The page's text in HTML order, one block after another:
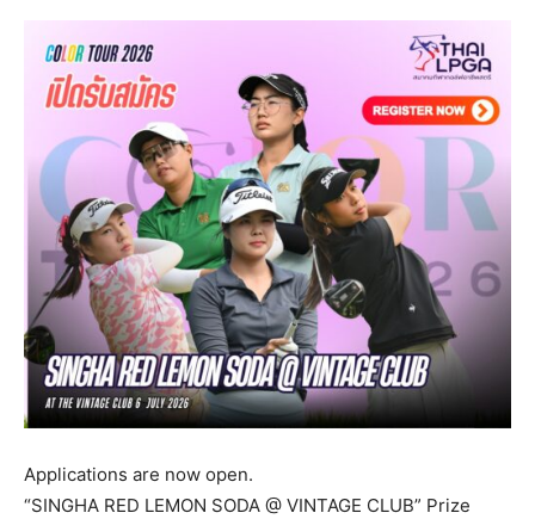
Applications are now open.
“SINGHA RED LEMON SODA @ VINTAGE CLUB” Prize